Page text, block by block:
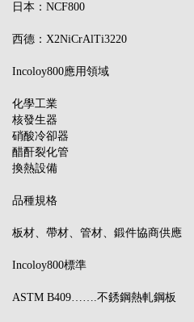
日本：NCF800
西德：X2NiCrAlTi3220
Incoloy800應用領域
化學工業
核發生器
硝酸冷卻器
醋酐裂化管
換熱設備
品種規格
板材、帶材、管材、鍛件協商供應
Incoloy800標準
ASTM B409…….不銹鋼熱軋鋼板